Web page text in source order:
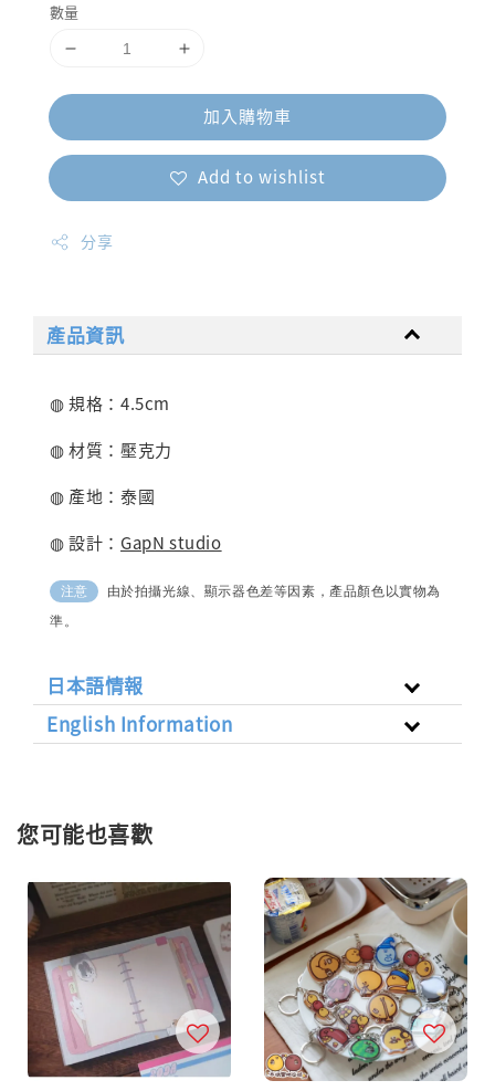
數量
加入購物車
Add to wishlist
分享
產品資訊
◍ 規格：4.5cm
◍ 材質：壓克力
◍ 產地：泰國
◍ 設計： GapN studio
注意
由於拍攝光線、顯示器色差等因素，產品顏色以實物為
準。
日本語情報
English Information
您可能也喜歡